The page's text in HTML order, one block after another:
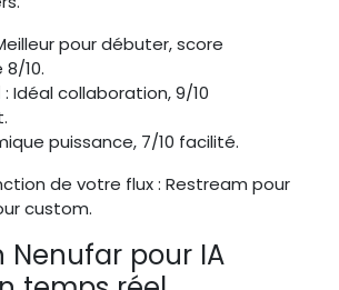
pour débuter, score
10.
: Idéal collaboration, 9/10
puissance, 7/10 facilité.
de votre flux : Restream pour
custom.
Nenufar pour IA